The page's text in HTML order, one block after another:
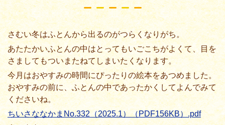
さむい冬はふとんから出るのがつらくなりがち。
あたたかいふとんの中はとってもいごこちがよくて、目を
さましてもついまたねてしまいたくなります。
今月はおやすみの時間にぴったりの絵本をあつめました。
おやすみの前に、ふとんの中であったかくしてよんでみて
くださいね。
ちいさななかまNo.332（2025.1）（PDF156KB）.pdf